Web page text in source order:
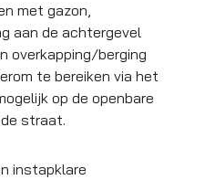
met gazon,
aan de achtergevel
overkapping/berging
te bereiken via het
op de openbare
straat.
instapklare